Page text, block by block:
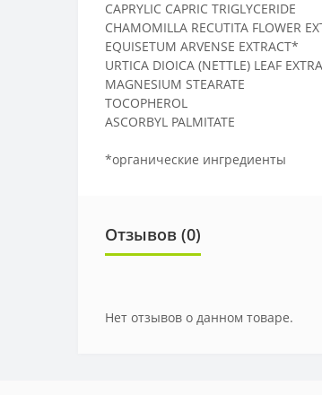
CAPRYLIC CAPRIC TRIGLYCERIDE
CHAMOMILLA RECUTITA FLOWER
EQUISETUM ARVENSE EXTRACT*
URTICA DIOICA (NETTLE) LEAF
MAGNESIUM STEARATE
TOCOPHEROL
ASCORBYL PALMITATE
*органические ингредиенты
Отзывов (0)
Нет отзывов о данном товаре.